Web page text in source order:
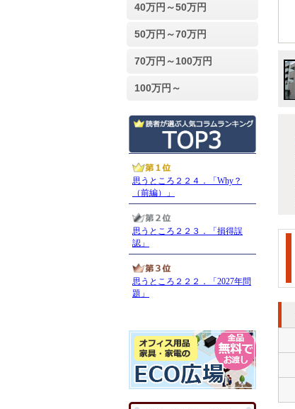
40万円～50万円
50万円～70万円
70万円～100万円
100万円～